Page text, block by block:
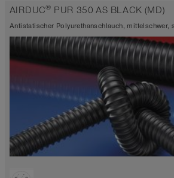
antistatisch < 10⁹
Wandstärke ca. 0,7 mm
AIRDUC® PUR 350 AS BLACK (MD)
Antistatischer Polyurethanschlauch, mittelschwer,